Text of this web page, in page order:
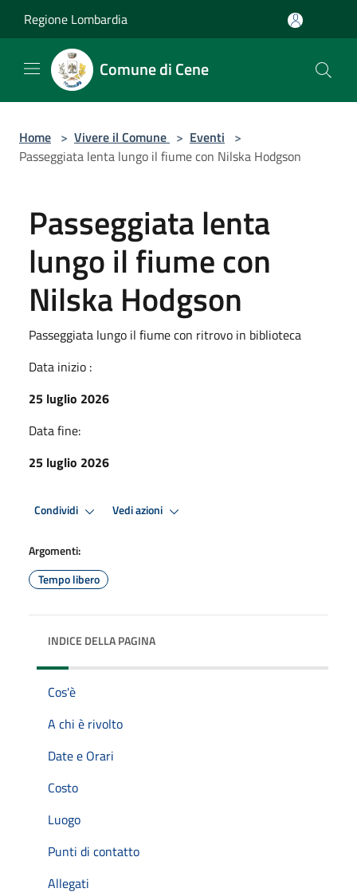
Regione Lombardia
Comune di Cene
Home > Vivere il Comune > Eventi >
Passeggiata lenta lungo il fiume con Nilska Hodgson
Passeggiata lenta
lungo il fiume con
Nilska Hodgson
Passeggiata lungo il fiume con ritrovo in biblioteca
Data inizio :
25 luglio 2026
Data fine:
25 luglio 2026
Condividi Vedi azioni
Argomenti:
Tempo libero
INDICE DELLA PAGINA
Cos'è
A chi è rivolto
Date e Orari
Costo
Luogo
Punti di contatto
Allegati